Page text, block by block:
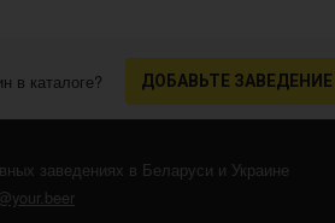
в каталоге? ДОБАВЬТЕ ЗАВЕДЕНИЕ
заведениях в Беларуси и Украине